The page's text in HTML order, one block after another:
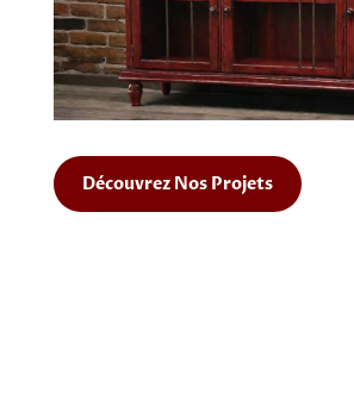
Découvrez Nos Projets